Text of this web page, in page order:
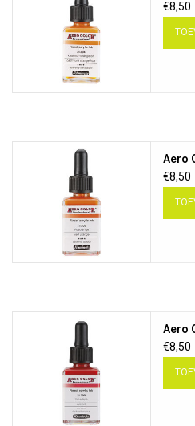
€8,50
Aero
€8,50
Aero
€8,50